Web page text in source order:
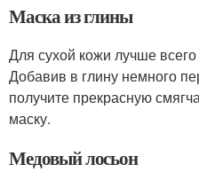
Маска из глины
Для сухой кожи лучше
Добавив в глину немного
получите прекрасную
маску.
Медовый лосьон